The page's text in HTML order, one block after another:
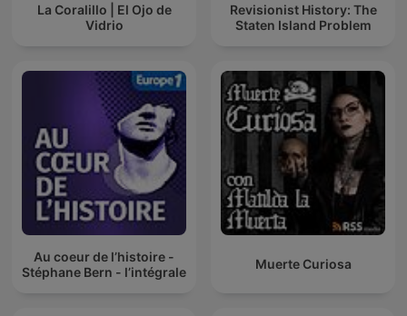
La Coralillo | El Ojo de
Vidrio
Revisionist History: The
Staten Island Problem
Au coeur de l’histoire -
Stéphane Bern - l’intégrale
Muerte Curiosa